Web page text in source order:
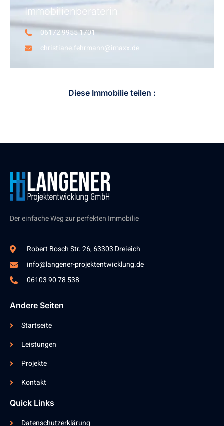
Immobilienberaterin
06172 9955 1701
christiane.fehrmann@imaxx.de
Diese Immobilie teilen :
Der einfache Weg zur perfekten Immobilie
Robert Bosch Str. 26, 63303 Dreieich
info@langener-projektentwicklung.de
06103 90 78 538
Andere Seiten
Startseite
Leistungen
Projekte
Kontakt
Quick Links
Datenschutzerklärung